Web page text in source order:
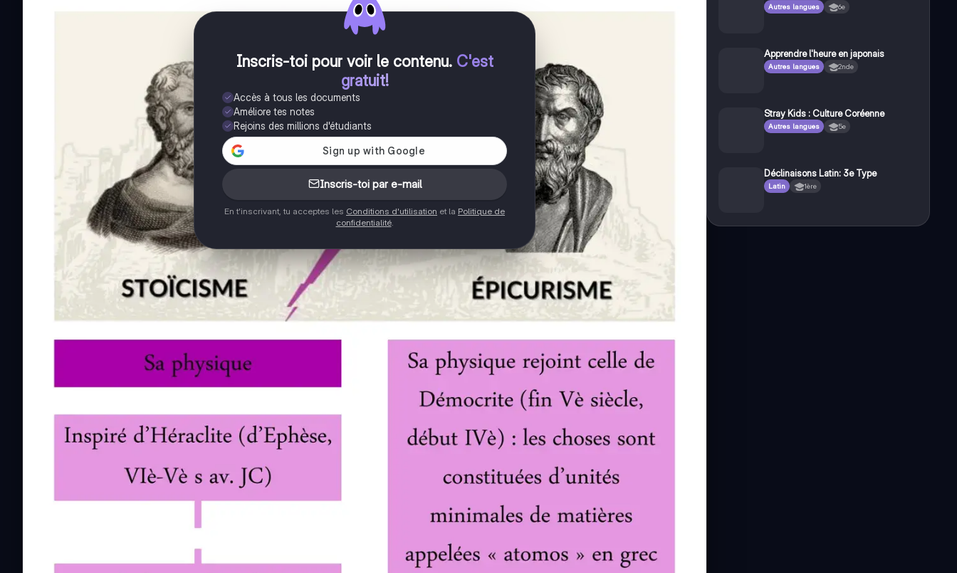
Inscris-toi pour voir le contenu. C'est
gratuit!
Accès à tous les documents
Améliore tes notes
Rejoins des millions d'étudiants
Inscris-toi par e-mail
En t'inscrivant, tu acceptes les Conditions d'utilisation et la Politique de
confidentialité.
Autres langues 6e
Apprendre l'heure en japonais
Autres langues 2nde
Stray Kids : Culture Coréenne
Autres langues 5e
Déclinaisons Latin: 3e Type
Latin 1ère